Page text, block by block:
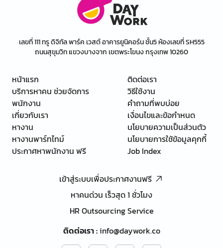
เลขที่ 111 ทรู ดิจิทัล พาร์ค เวสต์ อาคารยูนิคอร์น ชั้น5 ห้องเลขที่ SH555
ถนนสุขุมวิท แขวงบางจาก เขตพระโขนง กรุงเทพ 10260
หน้าแรก
บริการหาคน ช่วยจัดการ
พนักงาน
เกี่ยวกับเรา
หางาน
หางานพาร์ทไทม์
ประกาศหาพนักงาน ฟรี
ติดต่อเรา
วิธีใช้งาน
คำถามที่พบบ่อย
เงื่อนไขและข้อกำหนด
นโยบายความเป็นส่วนตัว
นโยบายการใช้ข้อมูลคุกกี้
Job Index
เข้าสู่ระบบเพื่อประกาศงานฟรี
หาคนด่วน เร็วสุด 1 ชั่วโมง
HR Outsourcing Service
ติดต่อเรา:info@daywork.co